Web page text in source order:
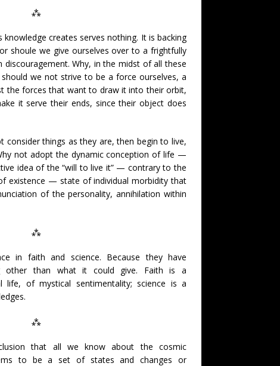
⁂
creates serves nothing. It is backing
shoule we give ourselves over to a frightfully
discouragement. Why, in the midst of all these
we not strive to be a force ourselves, a
the forces that want to draw it into their orbit,
it serve their ends, since their object does
consider things as they are, then begin to live,
not adopt the dynamic conception of life —
idea of ​​the “will to live it” — contrary to the
existence — state of individual morbidity that
of the personality, annihilation within
⁂
in faith and science. Because they have
other than what it could give. Faith is a
life, of mystical sentimentality; science is a
⁂
that all we know about the cosmic
to be a set of states and changes or